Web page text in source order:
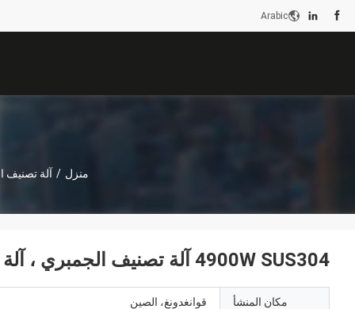
Arabic
منزل / آلة تصنيف
4900W SUS304 آلة تصنيف الجمبري ، آلة تصنيف غسيل الجمبري المستدامة
مكان المنشأ قوانغدونغ، الصين